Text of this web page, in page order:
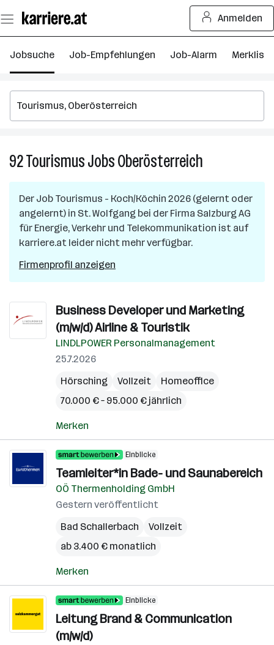
Seiteninhalt
springen
Anmelden
Jobsuche Job-Empfehlungen Job-Alarm Merkliste
92TourismusJobsOberösterreich
in
Oberösterreich
Der Job Tourismus - Koch/Köchin 2026 (gelernt oder
angelernt) in St. Wolfgang bei der Firma Salzburg AG
für Energie, Verkehr und Telekommunikation ist auf
karriere.at leider nicht mehr verfügbar.
Firmenprofil anzeigen
Business Developer und Marketing
(m/w/d) Airline & Touristik
LINDLPOWER Personalmanagement
25.7.2026
Hörsching
Vollzeit
Homeoffice
70.000 € – 95.000 € jährlich
Merken
Einblicke
Teamleiter*in Bade- und Saunabereich
OÖ Thermenholding GmbH
Gestern veröffentlicht
Bad Schallerbach
Vollzeit
ab 3.400 € monatlich
Merken
Einblicke
Leitung Brand & Communication
(m/w/d)